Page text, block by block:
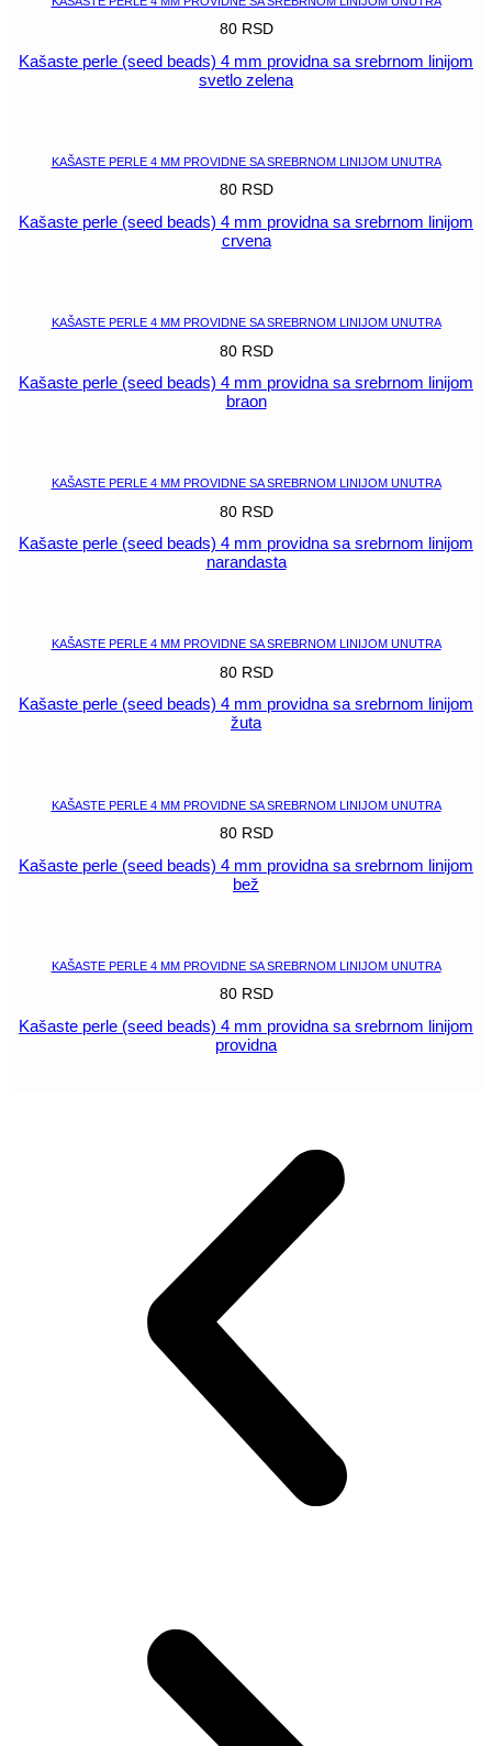
80 RSD
Kašaste perle (seed beads) 4 mm providna sa srebrnom linijom
svetlo zelena
KAŠASTE PERLE 4 MM PROVIDNE SA SREBRNOM LINIJOM UNUTRA
80 RSD
Kašaste perle (seed beads) 4 mm providna sa srebrnom linijom
crvena
KAŠASTE PERLE 4 MM PROVIDNE SA SREBRNOM LINIJOM UNUTRA
80 RSD
Kašaste perle (seed beads) 4 mm providna sa srebrnom linijom
braon
KAŠASTE PERLE 4 MM PROVIDNE SA SREBRNOM LINIJOM UNUTRA
80 RSD
Kašaste perle (seed beads) 4 mm providna sa srebrnom linijom
narandasta
KAŠASTE PERLE 4 MM PROVIDNE SA SREBRNOM LINIJOM UNUTRA
80 RSD
Kašaste perle (seed beads) 4 mm providna sa srebrnom linijom
žuta
KAŠASTE PERLE 4 MM PROVIDNE SA SREBRNOM LINIJOM UNUTRA
80 RSD
Kašaste perle (seed beads) 4 mm providna sa srebrnom linijom
bež
KAŠASTE PERLE 4 MM PROVIDNE SA SREBRNOM LINIJOM UNUTRA
80 RSD
Kašaste perle (seed beads) 4 mm providna sa srebrnom linijom
providna